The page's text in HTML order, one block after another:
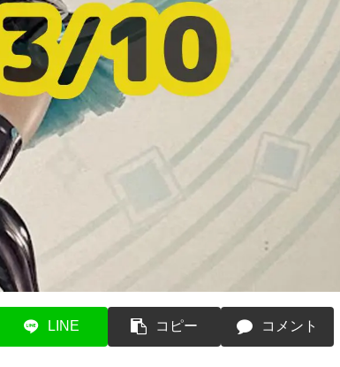
LINE コピー コメント